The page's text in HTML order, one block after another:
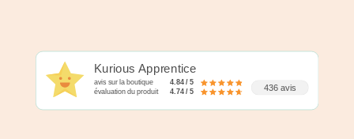
Kurious Apprentice
avis sur la boutique
4.84 / 5
évaluation du produit
4.74 / 5 436 avis